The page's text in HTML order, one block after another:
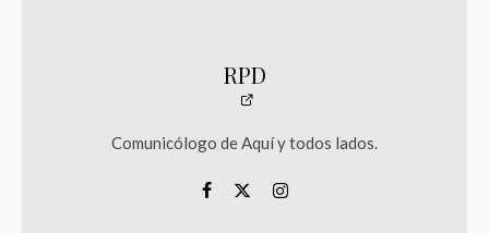
RPD
Comunicólogo de Aquí y todos lados.